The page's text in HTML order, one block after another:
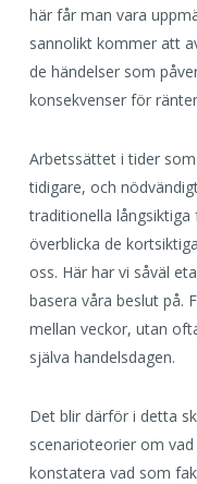
här får man vara
sannolikt kommer att
de händelser som
konsekvenser för
Arbetssättet i tider
tidigare, och
traditionella
överblicka de
oss. Här har vi såväl
basera våra beslut på.
mellan veckor, utan
själva handelsdagen.
Det blir därför i detta
scenarioteorier om
konstatera vad som